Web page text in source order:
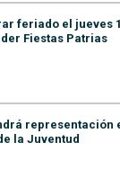
feriado el jueves
Fiestas Patrias
representación
la Juventud